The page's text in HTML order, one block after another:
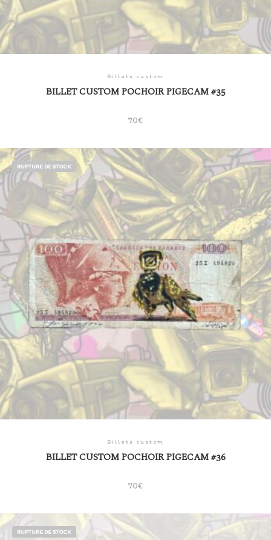
Billets custom
BILLET CUSTOM POCHOIR PIGECAM #35
70€
RUPTURE DE STOCK
Billets custom
BILLET CUSTOM POCHOIR PIGECAM #36
70€
RUPTURE DE STOCK